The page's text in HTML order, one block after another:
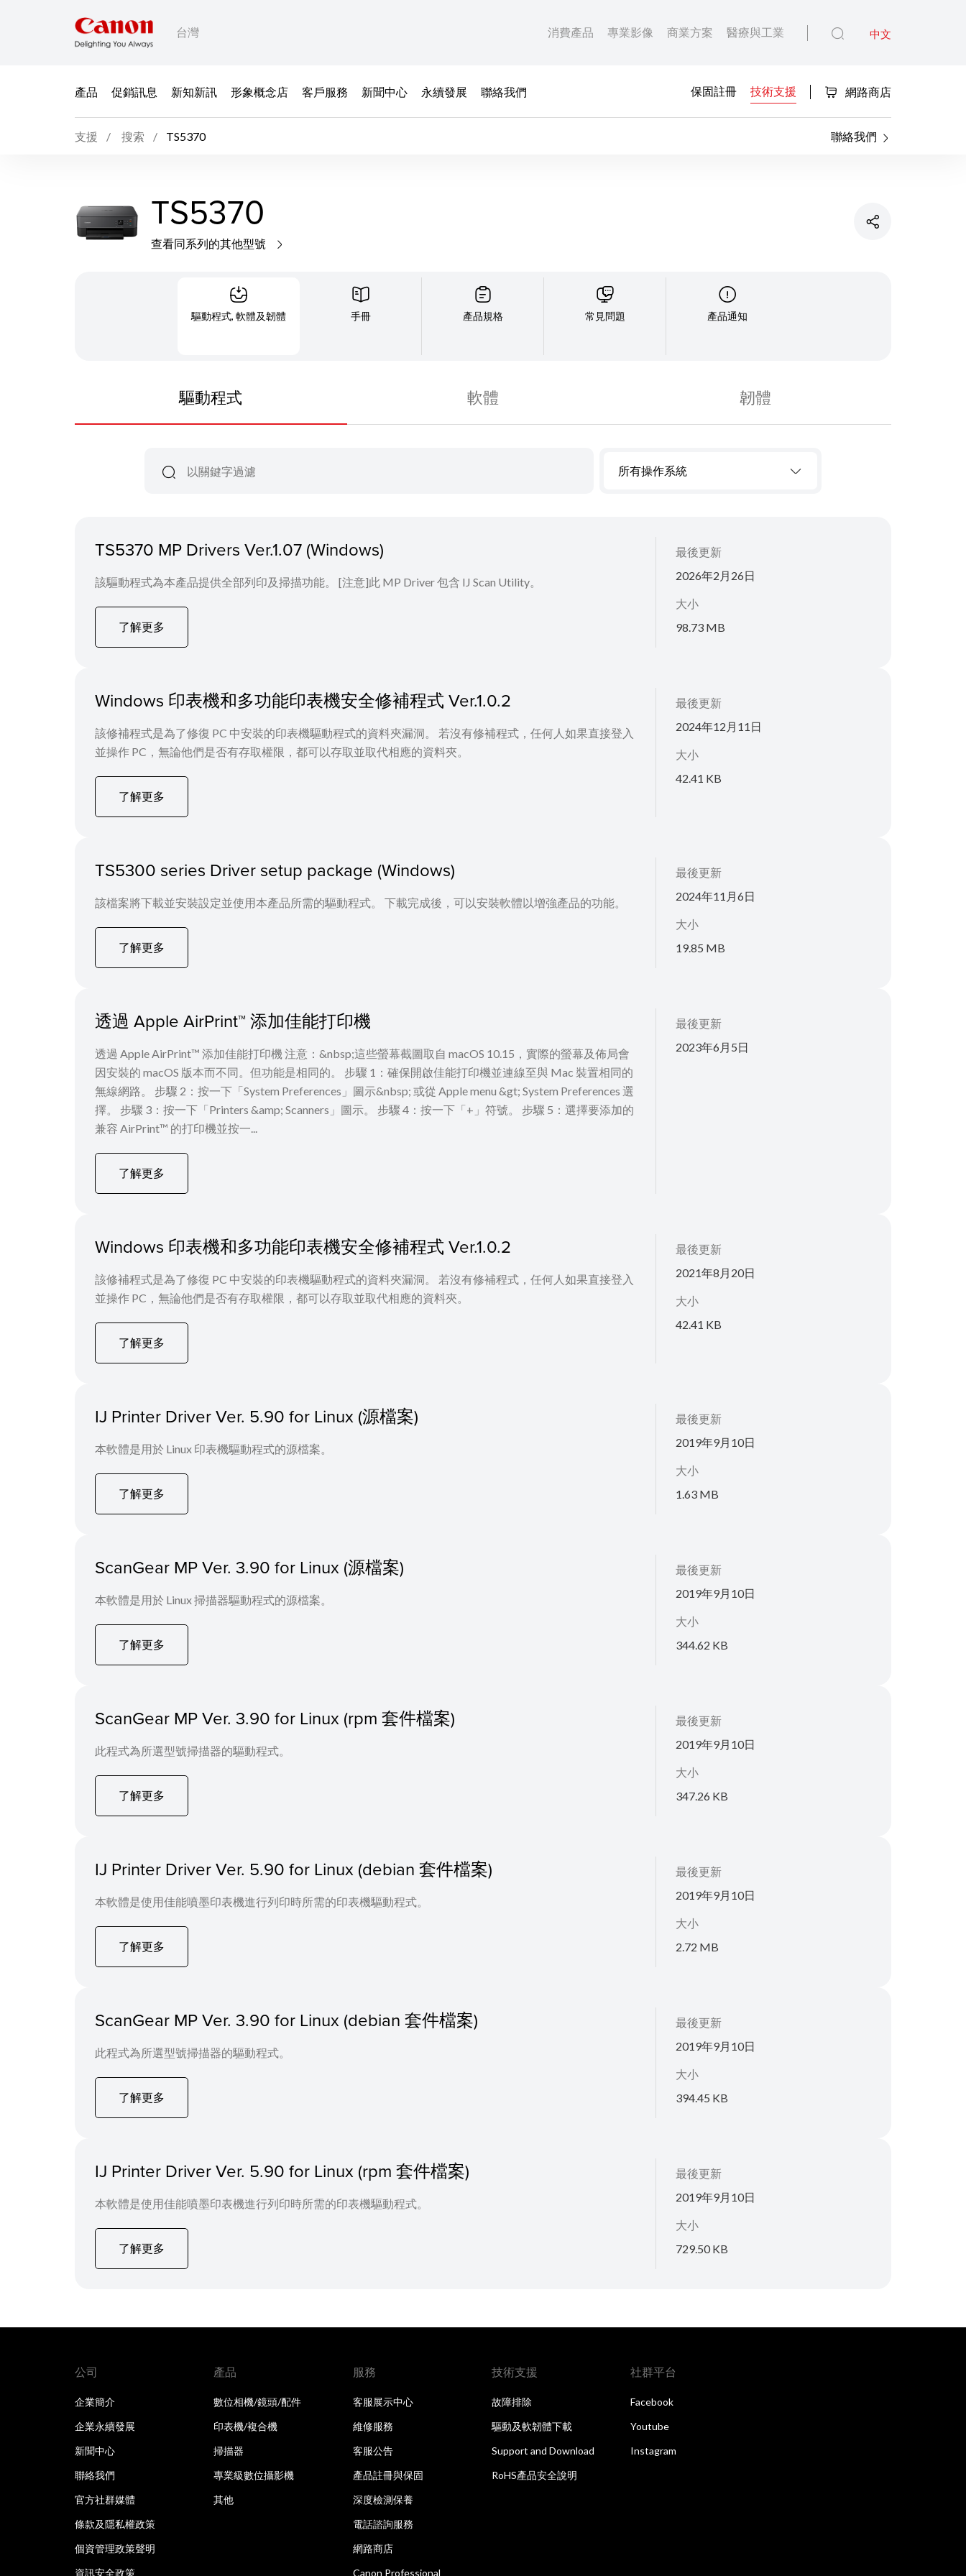
台灣 消費產品 專業影像 商業方案 醫療與工業 中文
產品 促銷訊息 新知新訊 形象概念店 客戶服務 新聞中心 永續發展 聯絡我們 保固註冊 技術支援 網路商店
支援 搜索 TS5370 聯絡我們
TS5370
查看同系列的其他型號
驅動程式, 軟體及韌體 手冊 產品規格 常見問題 產品通知
驅動程式 軟體 韌體
所有操作系統
TS5370 MP Drivers Ver.1.07 (Windows)
該驅動程式為本產品提供全部列印及掃描功能。 [注意]此 MP Driver 包含 IJ Scan Utility。
了解更多
最後更新
2026年2月26日
大小
98.73 MB
Windows 印表機和多功能印表機安全修補程式 Ver.1.0.2
該修補程式是為了修復 PC 中安裝的印表機驅動程式的資料夾漏洞。 若沒有修補程式，任何人如果直接登入
並操作 PC，無論他們是否有存取權限，都可以存取並取代相應的資料夾。
了解更多
最後更新
2024年12月11日
大小
42.41 KB
TS5300 series Driver setup package (Windows)
該檔案將下載並安裝設定並使用本產品所需的驅動程式。 下載完成後，可以安裝軟體以增強產品的功能。
了解更多
最後更新
2024年11月6日
大小
19.85 MB
透過 Apple AirPrint™ 添加佳能打印機
透過 Apple AirPrint™ 添加佳能打印機 注意：&nbsp;這些螢幕截圖取自 macOS 10.15，實際的螢幕及佈局會
因安裝的 macOS 版本而不同。但功能是相同的。 步驟 1：確保開啟佳能打印機並連線至與 Mac 裝置相同的
無線網路。 步驟 2：按一下「System Preferences」圖示&nbsp;​​​​ 或從 Apple menu &gt; System Preferences 選
擇。 步驟 3：按一下「Printers &amp; Scanners」圖示。 步驟 4：按一下「+」符號。 步驟 5：選擇要添加的
兼容 AirPrint™ 的打印機並按一...
了解更多
最後更新
2023年6月5日
Windows 印表機和多功能印表機安全修補程式 Ver.1.0.2
該修補程式是為了修復 PC 中安裝的印表機驅動程式的資料夾漏洞。 若沒有修補程式，任何人如果直接登入
並操作 PC，無論他們是否有存取權限，都可以存取並取代相應的資料夾。
了解更多
最後更新
2021年8月20日
大小
42.41 KB
IJ Printer Driver Ver. 5.90 for Linux (源檔案)
本軟體是用於 Linux 印表機驅動程式的源檔案。
了解更多
最後更新
2019年9月10日
大小
1.63 MB
ScanGear MP Ver. 3.90 for Linux (源檔案)
本軟體是用於 Linux 掃描器驅動程式的源檔案。
了解更多
最後更新
2019年9月10日
大小
344.62 KB
ScanGear MP Ver. 3.90 for Linux (rpm 套件檔案)
此程式為所選型號掃描器的驅動程式。
了解更多
最後更新
2019年9月10日
大小
347.26 KB
IJ Printer Driver Ver. 5.90 for Linux (debian 套件檔案)
本軟體是使用佳能噴墨印表機進行列印時所需的印表機驅動程式。
了解更多
最後更新
2019年9月10日
大小
2.72 MB
ScanGear MP Ver. 3.90 for Linux (debian 套件檔案)
此程式為所選型號掃描器的驅動程式。
了解更多
最後更新
2019年9月10日
大小
394.45 KB
IJ Printer Driver Ver. 5.90 for Linux (rpm 套件檔案)
本軟體是使用佳能噴墨印表機進行列印時所需的印表機驅動程式。
了解更多
最後更新
2019年9月10日
大小
729.50 KB
公司
企業簡介
企業永續發展
新聞中心
聯絡我們
官方社群媒體
條款及隱私權政策
個資管理政策聲明
資訊安全政策
產品
數位相機/鏡頭/配件
印表機/複合機
掃描器
專業級數位攝影機
其他
服務
客服展示中心
維修服務
客服公告
產品註冊與保固
深度檢測保養
電話諮詢服務
網路商店
Canon Professional
技術支援
故障排除
驅動及軟韌體下載
Support and Download
RoHS產品安全說明
社群平台
Facebook
Youtube
Instagram